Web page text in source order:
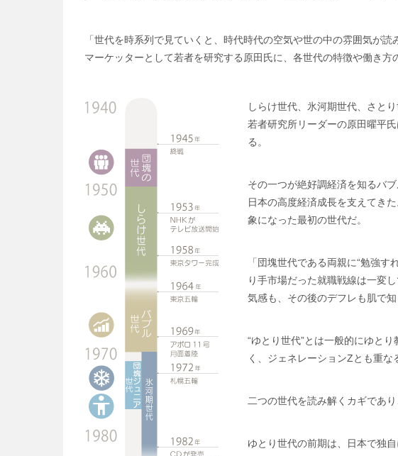
「世代を時系列で見ていくと、時代時代の空気や世の中の雰囲気が読
マーケッターとして若者を研究する原田氏に、各世代の特徴や働き方
しらけ世代、氷河期世代、さと
若者研究所リーダーの原田曜平
る。
その一つが絶好調経済を知るバ
日本の高度経済成長を支えてき
象になった最初の世代だ。
「団塊世代である両親に“勉強
り手市場だった就職戦線は一変
気感も、その後のデフレも肌で
“ゆとり世代”とは一般的にゆと
く、ジェネレーションZとも重な
二つの世代を読み解くカギであ
ゆとり世代の前期は、日本で独